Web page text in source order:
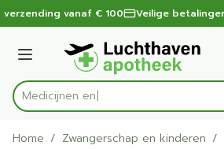
Ga naar de inhoud
1 van 1 vanaf € 100 Veilige betalingen
Menu
Product, merk, categorie...
Home / Zwangerschap en kinderen /